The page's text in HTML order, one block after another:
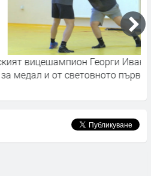
Георги Иванов с
първенство по